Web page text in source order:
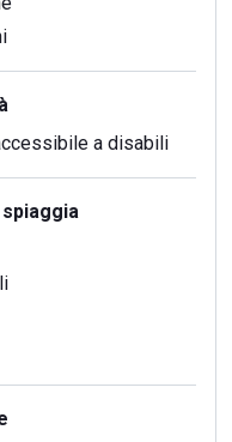
a disabili